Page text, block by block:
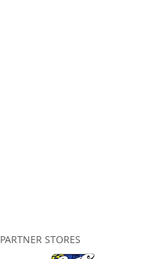
PARTNER STORES